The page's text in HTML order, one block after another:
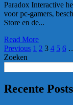
Paradox Interactive
voor pc-gamers,
Store en de...
Read More
Berichten
paginering
Previous 1 2 3 4 5 6
Zoeken
Recente Posts